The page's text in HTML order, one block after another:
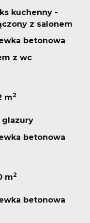
kuchenny -
z salonem
betonowa
z wc
m2
glazury
betonowa
m2
betonowa